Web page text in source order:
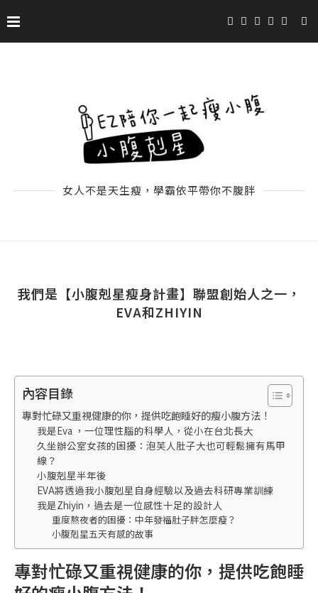
女人不是天生瘦，學霸依平帶你不腹胖
我們是【小腹剋星瘦身計畫】聯盟創始人之一，
EVA和ZHIYIN
內容目錄
專對忙碌又重視健康的你，提供吃飽睡好的瘦小腹方法！
我是Eva ，一位理性腦的科學人，從小在台北長大
久坐辦公室女孩的困擾：泡芙人肚子大也可輕鬆擁有馬甲
線？
小腹剋星半年後
EVA將透過我小腹剋星自身經驗以及過去科研專業訓練
我是Zhiyin，過去是一位感性十足的設計人
重度熬夜者的困擾：中年發福肚子胖怎麼瘦？
小腹剋星五天有感的故事
專對忙碌又重視健康的你，提供吃飽睡